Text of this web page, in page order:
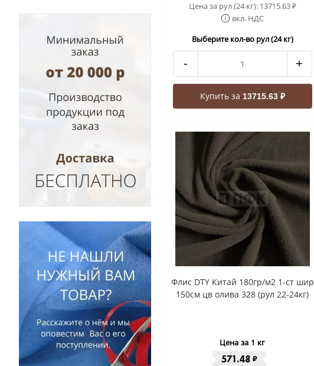
Цена за рул (24 кг): 13715.63₽
вкл. НДС
Выберите кол-во рул (24 кг)
- +
Купить за 13715.63 ₽
Флис DTY Китай 180гр/м2 1-ст шир
150см цв олива 328 (рул 22-24кг)
Цена за 1 кг
571.48 ₽